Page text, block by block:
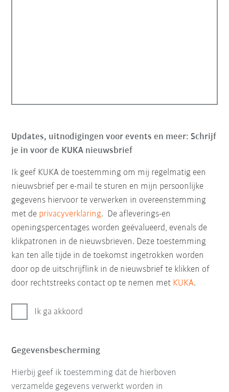
Updates, uitnodigingen voor events en meer: Schrijf
je in voor de KUKA nieuwsbrief
Ik geef KUKA de toestemming om mij regelmatig een
nieuwsbrief per e-mail te sturen en mijn persoonlijke
gegevens hiervoor te verwerken in overeenstemming
met de privacyverklaring. De afleverings-en
openingspercentages worden geëvalueerd, evenals de
klikpatronen in de nieuwsbrieven. Deze toestemming
kan ten alle tijde in de toekomst ingetrokken worden
door op de uitschrijflink in de nieuwsbrief te klikken of
door rechtstreeks contact op te nemen met KUKA.
Ik ga akkoord
Gegevensbescherming
Hierbij geef ik toestemming dat de hierboven
verzamelde gegevens verwerkt worden in